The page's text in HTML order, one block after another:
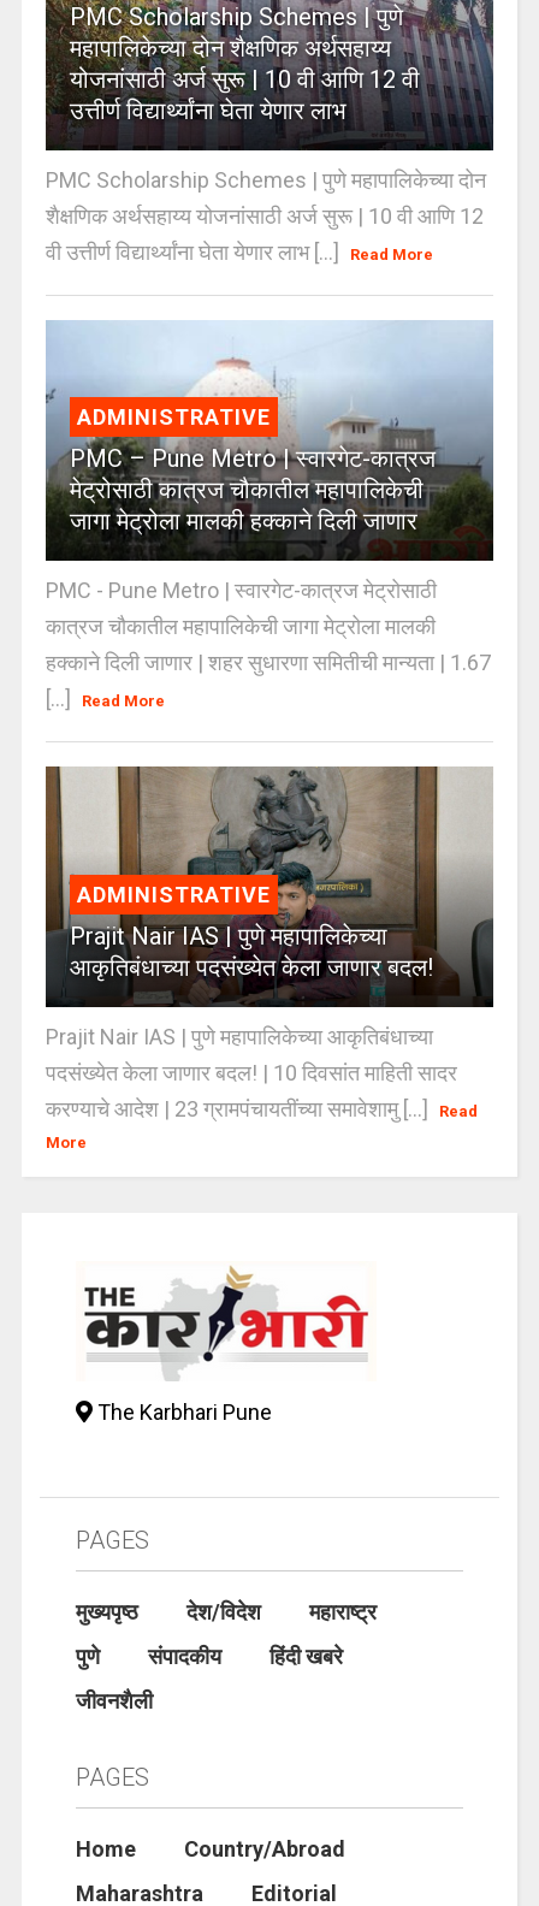
PMC Scholarship Schemes | पुणे
महापालिकेच्या दोन शैक्षणिक अर्थसहाय्य
योजनांसाठी अर्ज सुरू | 10 वी आणि 12 वी
उत्तीर्ण विद्यार्थ्यांना घेता येणार लाभ
PMC Scholarship Schemes | पुणे महापालिकेच्या दोन
शैक्षणिक अर्थसहाय्य योजनांसाठी अर्ज सुरू | 10 वी आणि 12
वी उत्तीर्ण विद्यार्थ्यांना घेता येणार लाभ [...]
Read More
ADMINISTRATIVE
PMC – Pune Metro | स्वारगेट-कात्रज
मेट्रोसाठी कात्रज चौकातील महापालिकेची
जागा मेट्रोला मालकी हक्काने दिली जाणार
PMC - Pune Metro | स्वारगेट-कात्रज मेट्रोसाठी
कात्रज चौकातील महापालिकेची जागा मेट्रोला मालकी
हक्काने दिली जाणार | शहर सुधारणा समितीची मान्यता | 1.67
[...]
Read More
ADMINISTRATIVE
Prajit Nair IAS | पुणे महापालिकेच्या
आकृतिबंधाच्या पदसंख्येत केला जाणार बदल!
Prajit Nair IAS | पुणे महापालिकेच्या आकृतिबंधाच्या
पदसंख्येत केला जाणार बदल! | 10 दिवसांत माहिती सादर
करण्याचे आदेश | 23 ग्रामपंचायतींच्या समावेशामु [...]
Read
More
The Karbhari Pune
PAGES
मुख्यपृष्ठ देश/विदेश
महाराष्ट्र
पुणे
संपादकीय
हिंदी खबरे
जीवनशैली
PAGES
Home
Country/Abroad
Maharashtra
Editorial